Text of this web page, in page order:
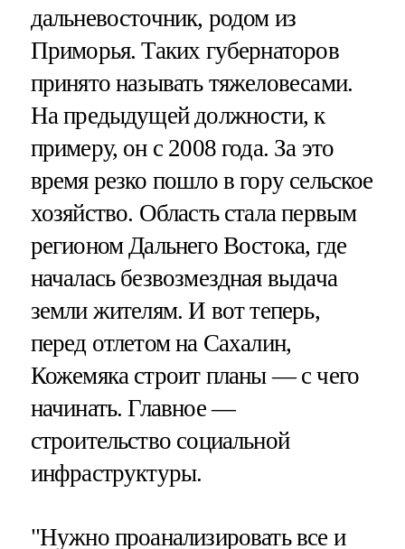
дальневосточник, родом из
Приморья. Таких губернаторов
принято называть тяжеловесами.
На предыдущей должности, к
примеру, он с 2008 года. За это
время резко пошло в гору сельское
хозяйство. Область стала первым
регионом Дальнего Востока, где
началась безвозмездная выдача
земли жителям. И вот теперь,
перед отлетом на Сахалин,
Кожемяка строит планы — с чего
начинать. Главное —
строительство социальной
инфраструктуры.
"Нужно проанализировать все и